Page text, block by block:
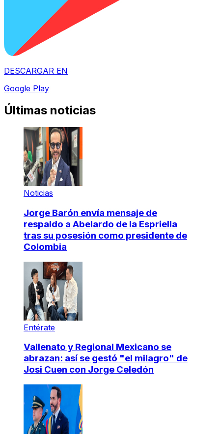
DESCARGAR EN
Google Play
Últimas noticias
Noticias
Jorge Barón envía mensaje de
respaldo a Abelardo de la Espriella
tras su posesión como presidente de
Colombia
Entérate
Vallenato y Regional Mexicano se
abrazan: así se gestó "el milagro" de
Josi Cuen con Jorge Celedón